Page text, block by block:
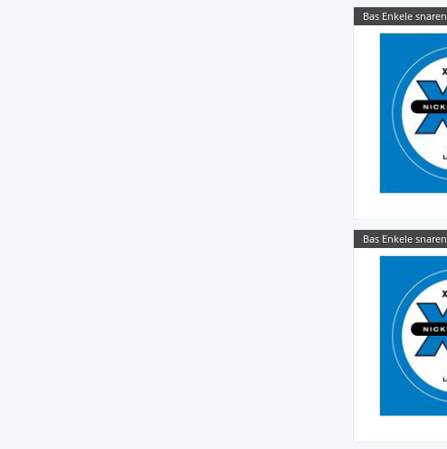
Bas Enkele snaren
Bas Enkele snaren